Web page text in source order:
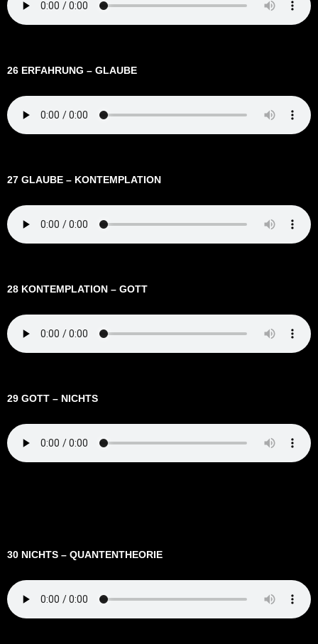
26 ERFAHRUNG – GLAUBE
27 GLAUBE – KONTEMPLATION
28 KONTEMPLATION – GOTT
29 GOTT – NICHTS
30 NICHTS – QUANTENTHEORIE